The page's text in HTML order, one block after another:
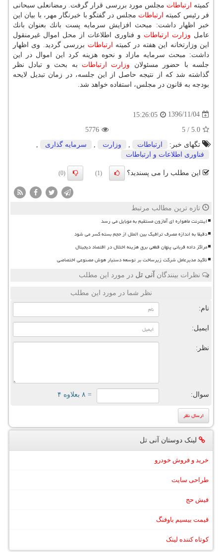
كمیته
ارتباطات مجلس مورد بررسی قرار گرفت. رمضانعلی سبحانی
فر رئیس كمیته
ارتباطات مجلس در گفتگو با خبرنگار مهر، با بیان این
خبر اظهار داشت: مبحث افزایش سرمایه پست بانك بعنوان بانك
عامل وزارت ارتباطات و فناوری اطلاعات از محل اموال غیرمنقول
این وزارتخانه این هفته در كمیته
ارتباطات بررسی گردید. وی اظهار
داشت: مبحث سرمایه مازاد و نحوه هزینه كرد این اموال در این
جلسه با حضور مسئولان وزارت ارتباطات به بحث و تبادل نظر
گذاشته شد كه از نتیجه حاصل از این جلسه، در زمان تبدیل لایحه
بودجه به قانون در مجلس، استفاده خواهد شد.
1396/11/04
15:26:05
5.0
/
5
5776
تگهای خبر:
ارتباطات وزارت سرمایه گذاری
فناوری اطلاعات و ارتباطات
این مطلب را می پسندید؟ (1)
(0)
تازه ترین مطالب مرتبط
اینترنت ماهواره ای آمازون مستقیم به موبایل می رسد
دقیقا به اندازه مصرف ترافیک بین الملل از حجم بسته کسر می شود
مراکز داده قربانی پنهان قطعی برق هزینه اختلال در اقتصاد دیجیتال
تاکید مدیرعامل شرکت زیرساخت بر توسعه دستیار هوش مصنوعی اختصاصی
نظرات بینندگان آنی تل در مورد این مطلب
نظر شما در مورد این مطلب
نام:
ایمیل:
نظر:
سوال: = ۸ بعلاوه ۴
لینک دوستان آنی تل
خرید و فروش خودرو
طراحی سایت
فیش حج
قیمت بیسیم باوفنگ
کوتاه کننده لینک